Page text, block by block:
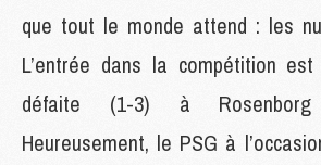
que tout le monde attend : les
L’entrée dans la compétition
défaite (1-3) à
Heureusement, le PSG à